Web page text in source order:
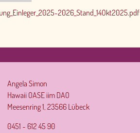
2026_Stand_14Okt2025.pdf
Angela Simon
Hawaii OASE iim DAO
Meesenring 1, 23566 Lübeck
0451 - 612 45 90